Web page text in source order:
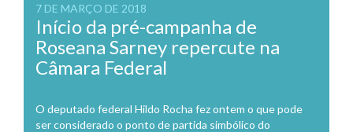
7 DE MARÇO DE 2018
Início da pré-campanha de
Roseana Sarney repercute na
Câmara Federal
O deputado federal Hildo Rocha fez ontem o que pode
ser considerado o ponto de partida simbólico do